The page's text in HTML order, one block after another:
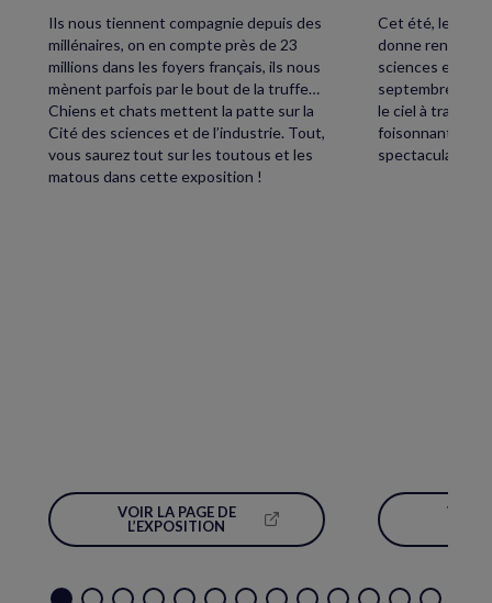
Ils nous tiennent compagnie depuis des
millénaires, on en compte près de 23
millions dans les foyers français, ils nous
mènent parfois par le bout de la truffe…
Chiens et chats mettent la patte sur la
Cité des sciences et de l’industrie. Tout,
vous saurez tout sur les toutous et les
matous dans cette exposition !
VOIR LA PAGE DE
L’EXPOSITION(NOUVELLE
Cet été, levez
donne rendez-
sciences et de
septembre,
le ciel à travers
foisonnant
spectaculaire
VOIR